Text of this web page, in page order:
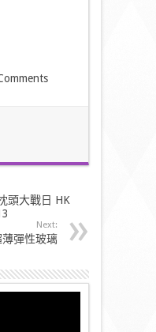
頭大戰日 HK
Next:
彈性玻璃